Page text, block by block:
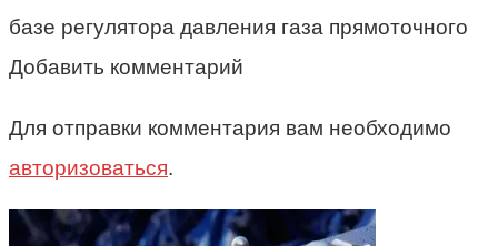
базе регулятора давления газа прямоточного
Добавить комментарий
Для отправки комментария вам необходимо
авторизоваться.